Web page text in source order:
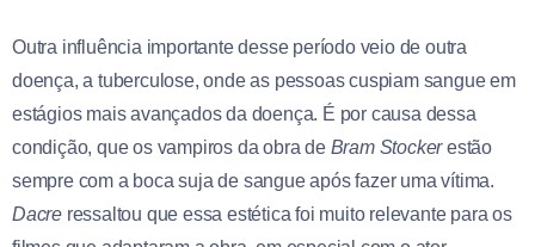
Outra influência importante desse período veio de outra
doença, a tuberculose, onde as pessoas cuspiam sangue em
estágios mais avançados da doença. É por causa dessa
condição, que os vampiros da obra de Bram Stockerestão
sempre com a boca suja de sangue após fazer uma vítima.
Dacre ressaltou que essa estética foi muito relevante para os